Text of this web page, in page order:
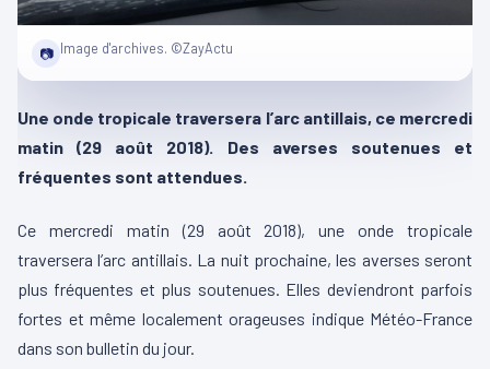
📷 Image d'archives. ©ZayActu
Une onde tropicale traversera l’arc antillais, ce mercredi
matin (29 août 2018). Des averses soutenues et
fréquentes sont attendues.
Ce mercredi matin (29 août 2018), une onde tropicale
traversera l’arc antillais. La nuit prochaine, les averses seront
plus fréquentes et plus soutenues. Elles deviendront parfois
fortes et même localement orageuses indique Météo-France
dans son bulletin du jour.